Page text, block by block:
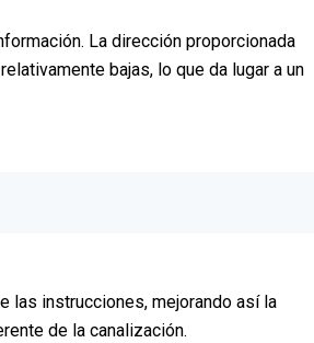
La dirección proporcionada
bajas, lo que da lugar a un
las instrucciones, mejorando así la
de la canalización.